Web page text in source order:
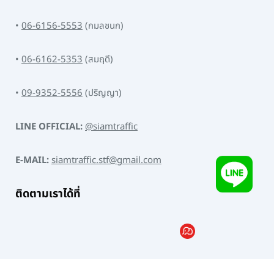
• 06-6156-5553 (กมลชนก)
• 06-6162-5353 (สมฤดี)
• 09-9352-5556 (ปริญญา)
LINE OFFICIAL: @siamtraffic
E-MAIL: siamtraffic.stf@gmail.com
ติดตามเราได้ที่